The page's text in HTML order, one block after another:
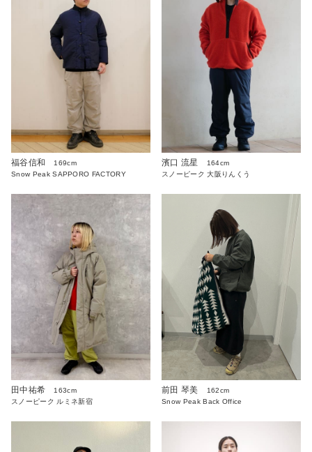
福谷信和
169cm
Snow Peak SAPPORO FACTORY
濱口 流星
164cm
スノーピーク 大阪りんくう
田中祐希
163cm
スノーピーク ルミネ新宿
前田 琴美
162cm
Snow Peak Back Office